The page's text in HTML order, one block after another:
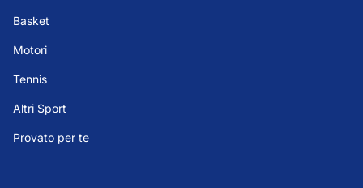
Basket
Motori
Tennis
Altri Sport
Provato per te